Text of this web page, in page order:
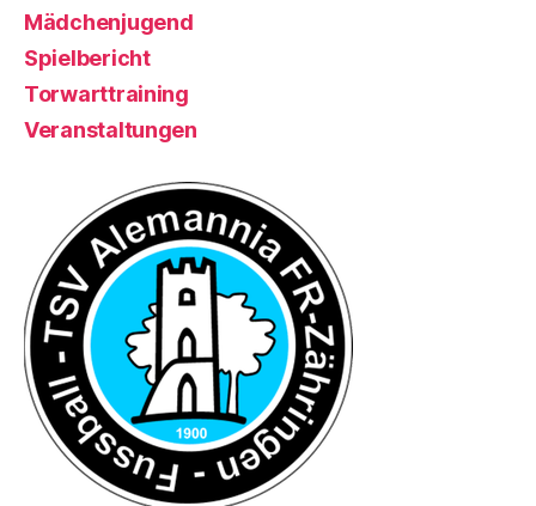
Mädchenjugend
Spielbericht
Torwarttraining
Veranstaltungen